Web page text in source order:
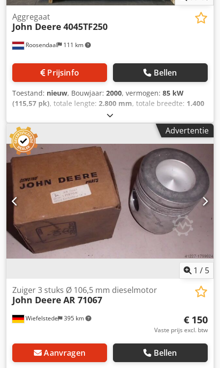
Roosendaal 111 km
Aggregaat
John Deere 4045TF250
Prijsinfo Bellen
Toestand: nieuw, Bouwjaar: 2000, vermogen: 85 kW
(115,57 pk), totale lengte: 2.800 mm, totale breedte: 1.400
1.850 mm, Electrical output in KVA: 80
KVA Approx. weight in kg: 1230 Dksdpjzhigtjfx Adrer
Advertentie
1 / 5
Wiefelstede 395 km
Zuiger 3 stuks Ø 106,5 mm dieselmotor
John Deere AR 71067
€ 150
Vaste prijs excl. btw
Aanvragen Bellen